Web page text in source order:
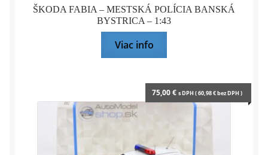
ŠKODA FABIA – MESTSKÁ POLÍCIA BANSKÁ
BYSTRICA – 1:43
Viac info
75,00€ s DPH (60,98€bez DPH )